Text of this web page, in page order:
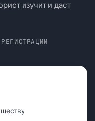
изучит и даст